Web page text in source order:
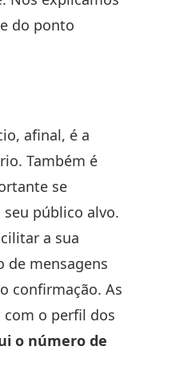
do ponto
afinal, é a
Também é
se
público alvo.
a sua
de mensagens
confirmação. As
com o perfil dos
o número de